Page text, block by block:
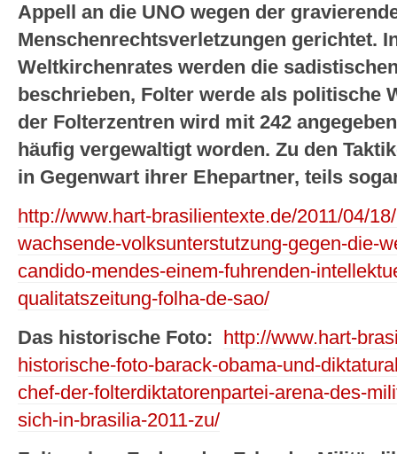
Appell an die UNO wegen der
Menschenrechtsverletzungen gerichtet.
Weltkirchenrates werden die
beschrieben, Folter werde als politische
der Folterzentren wird mit 242
häufig vergewaltigt worden. Zu den
in Gegenwart ihrer Ehepartner, teils
http://www.hart-brasilientexte.de/2011/04/
wachsende-volksunterstutzung-gegen-die-
candido-mendes-einem-fuhrenden-
qualitatszeitung-folha-de-sao/
Das historische Foto:
http://www.hart-
historische-foto-barack-obama-und-
chef-der-folterdiktatorenpartei-arena-des-
sich-in-brasilia-2011-zu/